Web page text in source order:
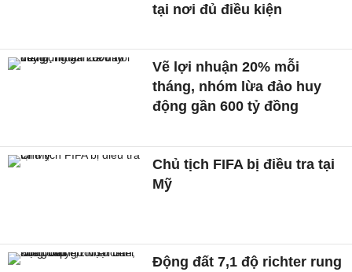
tại nơi đủ điều kiện
Vẽ lợi nhuận 20% mỗi
tháng, nhóm lừa đảo huy
động gần 600 tỷ đồng
Chủ tịch FIFA bị điều tra tại
Mỹ
Động đất 7,1 độ richter rung